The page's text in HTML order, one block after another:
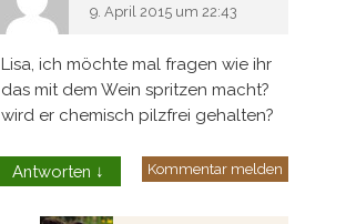
9. April 2015 um 22:43
Lisa, ich möchte mal fragen wie ihr
das mit dem Wein spritzen macht?
wird er chemisch pilzfrei gehalten?
Antworten ↓ Kommentar melden